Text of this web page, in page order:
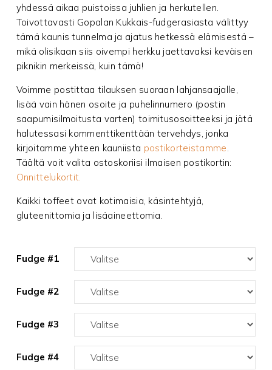
yhdessä aikaa puistoissa juhlien ja herkutellen.
Toivottavasti Gopalan Kukkais-fudgerasiasta välittyy
tämä kaunis tunnelma ja ajatus hetkessä elämisestä –
mikä olisikaan siis oivempi herkku jaettavaksi keväisen
piknikin merkeissä, kuin tämä!
Voimme postittaa tilauksen suoraan lahjansaajalle,
lisää vain hänen osoite ja puhelinnumero (postin
saapumisilmoitusta varten) toimitusosoitteeksi ja jätä
halutessasi kommenttikenttään tervehdys, jonka
kirjoitamme yhteen kauniista postikorteistamme.
Täältä voit valita ostoskoriisi ilmaisen postikortin:
Onnittelukortit.
Kaikki toffeet ovat kotimaisia, käsintehtyjä,
gluteenittomia ja lisäaineettomia.
Fudge #1
Fudge #2
Fudge #3
Fudge #4